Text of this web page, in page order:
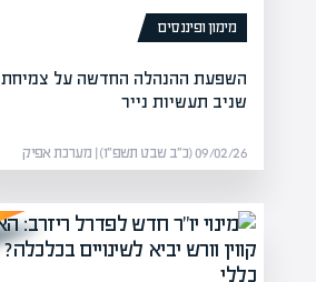
מימון ופיננסים
השפעת ההנהלה החדשה על צמיחת
שניב תעשיות נייר
09/02/26 (כ״ב שבט תשפ״ו) | מערכת אפיק